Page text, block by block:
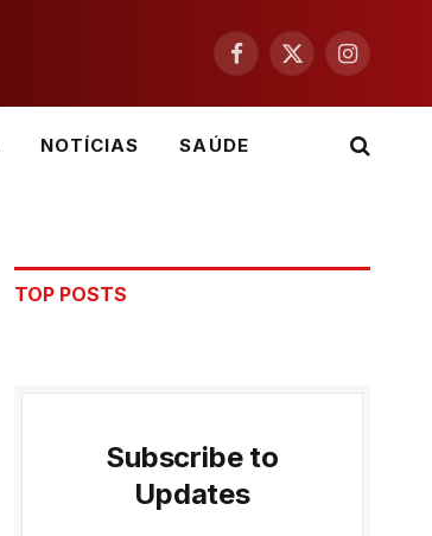
Facebook
X
Instagram
NOTÍCIAS SAÚDE
TOP POSTS
Subscribe to
Updates